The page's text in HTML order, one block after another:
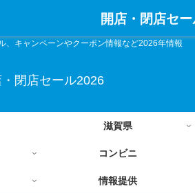
、キャンペーンやクーポン情報など2026年情報
・閉店セール2026
滋賀県
コンビニ
情報提供
開店・閉店セ